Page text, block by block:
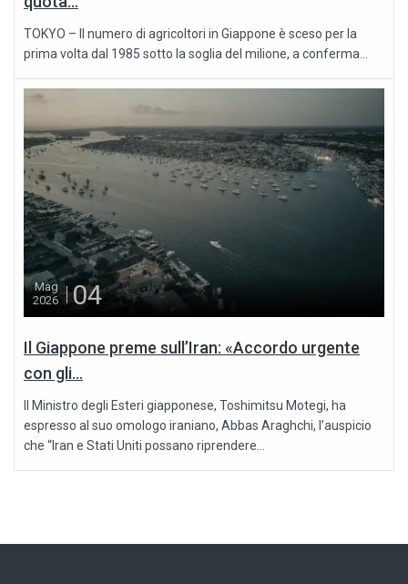
TOKYO – Il numero di agricoltori in Giappone è sceso per la
prima volta dal 1985 sotto la soglia del milione, a conferma...
Mag
2026
04
Il Giappone preme sull’Iran: «Accordo urgente
con gli...
Il Ministro degli Esteri giapponese, Toshimitsu Motegi, ha
espresso al suo omologo iraniano, Abbas Araghchi, l’auspicio
che “Iran e Stati Uniti possano riprendere...